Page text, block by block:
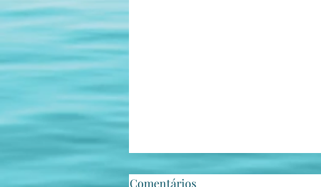
Estepe coerente
Comentários